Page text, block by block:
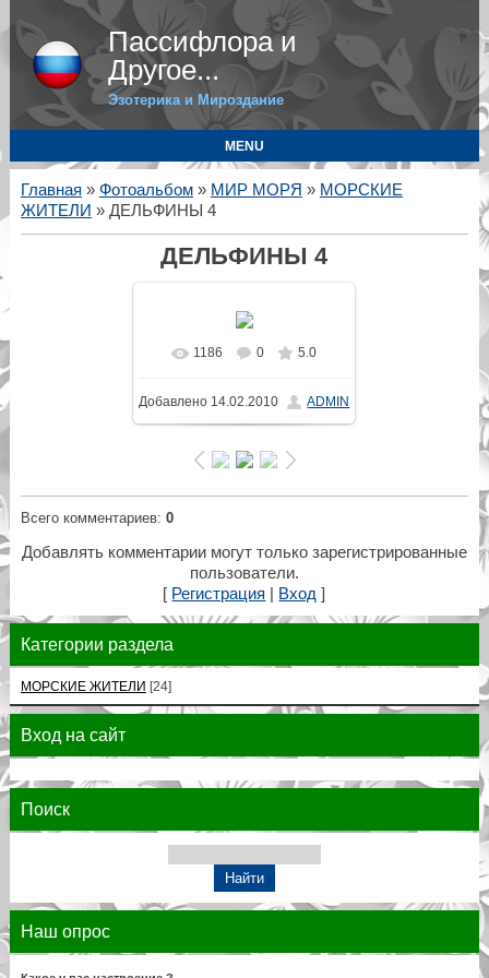
Пассифлора и
Другое...
Эзотерика и Мироздание
MENU
Главная » Фотоальбом» МИР МОРЯ » МОРСКИЕ
ЖИТЕЛИ » ДЕЛЬФИНЫ 4
ДЕЛЬФИНЫ 4
В реальном размере
640x428/ 45.0Kb
1186 0 5.0
Добавлено 14.02.2010 ADMIN
Всего комментариев: 0
Добавлять комментарии могут только зарегистрированные
пользователи.
[ Регистрация Вход ]
Категории раздела
МОРСКИЕ ЖИТЕЛИ [24]
Вход на сайт
Поиск
Наш опрос